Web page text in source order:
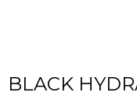
BLACK